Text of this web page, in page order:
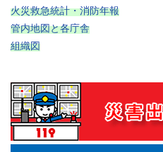
火災救急統計・消防年報
管内地図と各庁舎
組織図